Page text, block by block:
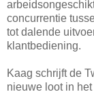
concurrentie
tot dalende
klantbediening.
Kaag schrijft de
nieuwe loot in